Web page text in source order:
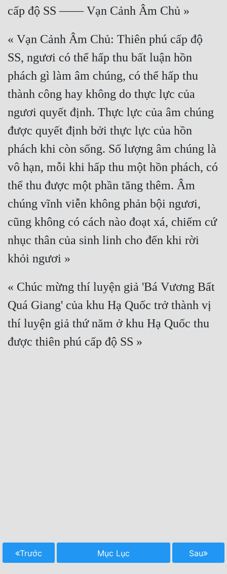
« Vạn Cảnh Âm Chủ: Thiên phú cấp độ
SS, ngươi có thể hấp thu bất luận hồn
phách gì làm âm chúng, có thể hấp thu
thành công hay không do thực lực của
ngươi quyết định. Thực lực của âm chúng
được quyết định bởi thực lực của hồn
phách khi còn sống. Số lượng âm chúng là
vô hạn, mỗi khi hấp thu một hồn phách, có
thể thu được một phần tăng thêm. Âm
chúng vĩnh viễn không phản bội ngươi,
cũng không có cách nào đoạt xá, chiếm cứ
nhục thân của sinh linh cho đến khi rời
« Chúc mừng thí luyện giả 'Bá Vương Bất
Quá Giang' của khu Hạ Quốc trở thành vị
thí luyện giả thứ năm ở khu Hạ Quốc thu
Trước Mục Lục Sau